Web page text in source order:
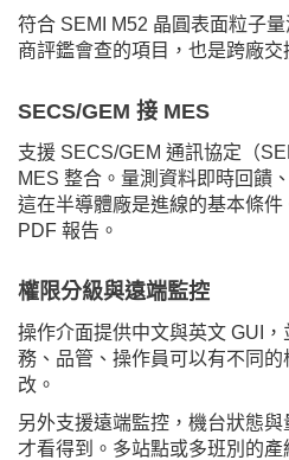
符合 SEMI M52 晶圓表面粒子
商評鑑會查的項目，也是跨廠交
SECS/GEM 接 MES
支援 SECS/GEM 通訊協定（
MES 整合。量測資料即時回饋
這在半導體廠是進線的基本條
PDF 報告。
權限分級與遠端監控
操作介面提供中文與英文 GUI
務、品管、操作員可以有不同
改。
另外支援遠端監控，機台狀態
才看得到。多站點或多班別的